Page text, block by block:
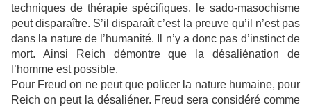
techniques de thérapie spécifiques, le sado-masochisme
peut disparaître. S’il disparaît c’est la preuve qu’il n’est pas
dans la nature de l’humanité. Il n’y a donc pas d’instinct de
mort. Ainsi Reich démontre que la désaliénation de
l’homme est possible.
Pour Freud on ne peut que policer la nature humaine, pour
Reich on peut la désaliéner. Freud sera considéré comme